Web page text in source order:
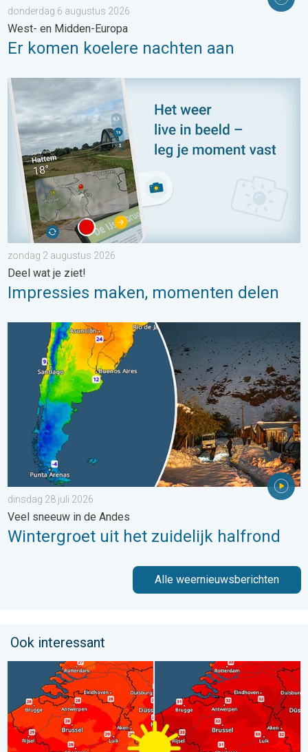
donderdag 6 augustus 2026
West- en Midden-Europa
Er komen koelere nachten aan
Impressies maken, momenten delen. Deel wat je ziet!. . .
zondag 2 augustus 2026
Deel wat je ziet!
Impressies maken, momenten delen
Wintergroet uit het zuidelijk halfrond. Veel sneeuw in de
dinsdag 28 juli 2026
Veel sneeuw in de Andes
Wintergroet uit het zuidelijk halfrond
Alle weernieuwsberichten
Ook interessant
Volop zon en zomerse warmte. Weekendweer. . . donderdag